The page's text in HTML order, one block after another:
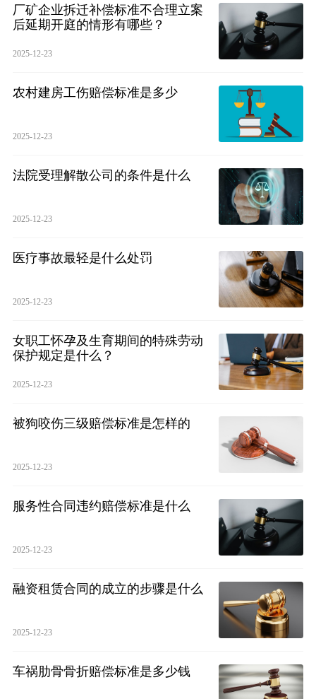
厂矿企业拆迁补偿标准不合理立案
后延期开庭的情形有哪些？
2025-12-23
农村建房工伤赔偿标准是多少
2025-12-23
法院受理解散公司的条件是什么
2025-12-23
医疗事故最轻是什么处罚
2025-12-23
女职工怀孕及生育期间的特殊劳动
保护规定是什么？
2025-12-23
被狗咬伤三级赔偿标准是怎样的
2025-12-23
服务性合同违约赔偿标准是什么
2025-12-23
融资租赁合同的成立的步骤是什么
2025-12-23
车祸肋骨骨折赔偿标准是多少钱